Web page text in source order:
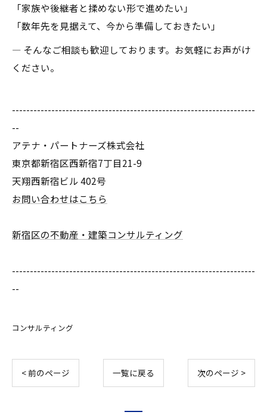
「家族や後継者と揉めない形で進めたい」
「数年先を見据えて、今から準備しておきたい」
― そんなご相談も歓迎しております。お気軽にお声がけ
ください。
--------------------------------------------------------------------
--
アテナ・パートナーズ株式会社
東京都新宿区西新宿7丁目21-9
天翔西新宿ビル 402号
お問い合わせはこちら
新宿区の不動産・建築コンサルティング
--------------------------------------------------------------------
--
コンサルティング
< 前のページ 一覧に戻る 次のページ >